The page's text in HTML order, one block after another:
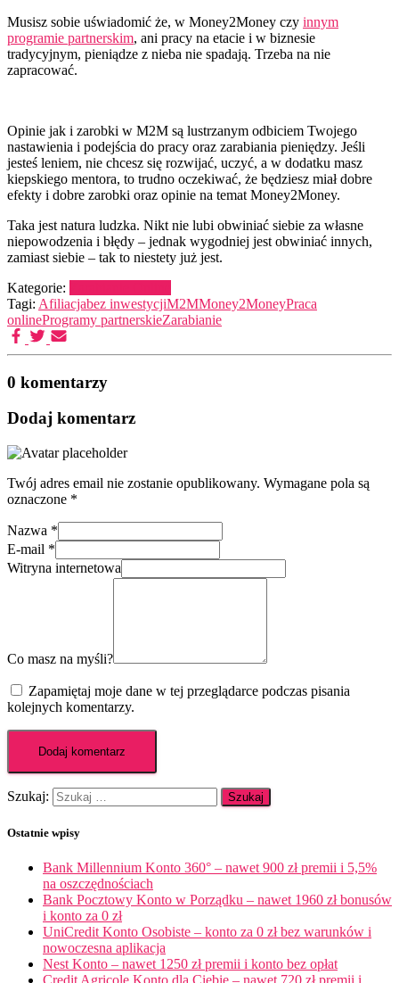
Musisz sobie uświadomić że, w Money2Money czy innym
programie partnerskim, ani pracy na etacie i w biznesie
tradycyjnym, pieniądze z nieba nie spadają. Trzeba na nie
zapracować.
Opinie jak i zarobki w M2M są lustrzanym odbiciem Twojego
nastawienia i podejścia do pracy oraz zarabiania pieniędzy. Jeśli
jesteś leniem, nie chcesz się rozwijać, uczyć, a w dodatku masz
kiepskiego mentora, to trudno oczekiwać, że będziesz miał dobre
efekty i dobre zarobki oraz opinie na temat Money2Money.
Taka jest natura ludzka. Nikt nie lubi obwiniać siebie za własne
niepowodzenia i błędy – jednak wygodniej jest obwiniać innych,
zamiast siebie – tak to niestety już jest.
Kategorie:
Tagi: Afiliacjabez inwestycjiM2MMoney2MoneyPraca
onlineProgramy partnerskieZarabianie
0 komentarzy
Dodaj komentarz
Twój adres email nie zostanie opublikowany. Wymagane pola są
oznaczone *
Nazwa *
E-mail *
Witryna internetowa
Co masz na myśli?
Zapamiętaj moje dane w tej przeglądarce podczas pisania
kolejnych komentarzy.
Szukaj:
Ostatnie wpisy
Bank Millennium Konto 360° – nawet 900 zł premii i 5,5%
na oszczędnościach
Bank Pocztowy Konto w Porządku – nawet 1960 zł bonusów
i konto za 0 zł
UniCredit Konto Osobiste – konto za 0 zł bez warunków i
nowoczesna aplikacja
Nest Konto – nawet 1250 zł premii i konto bez opłat